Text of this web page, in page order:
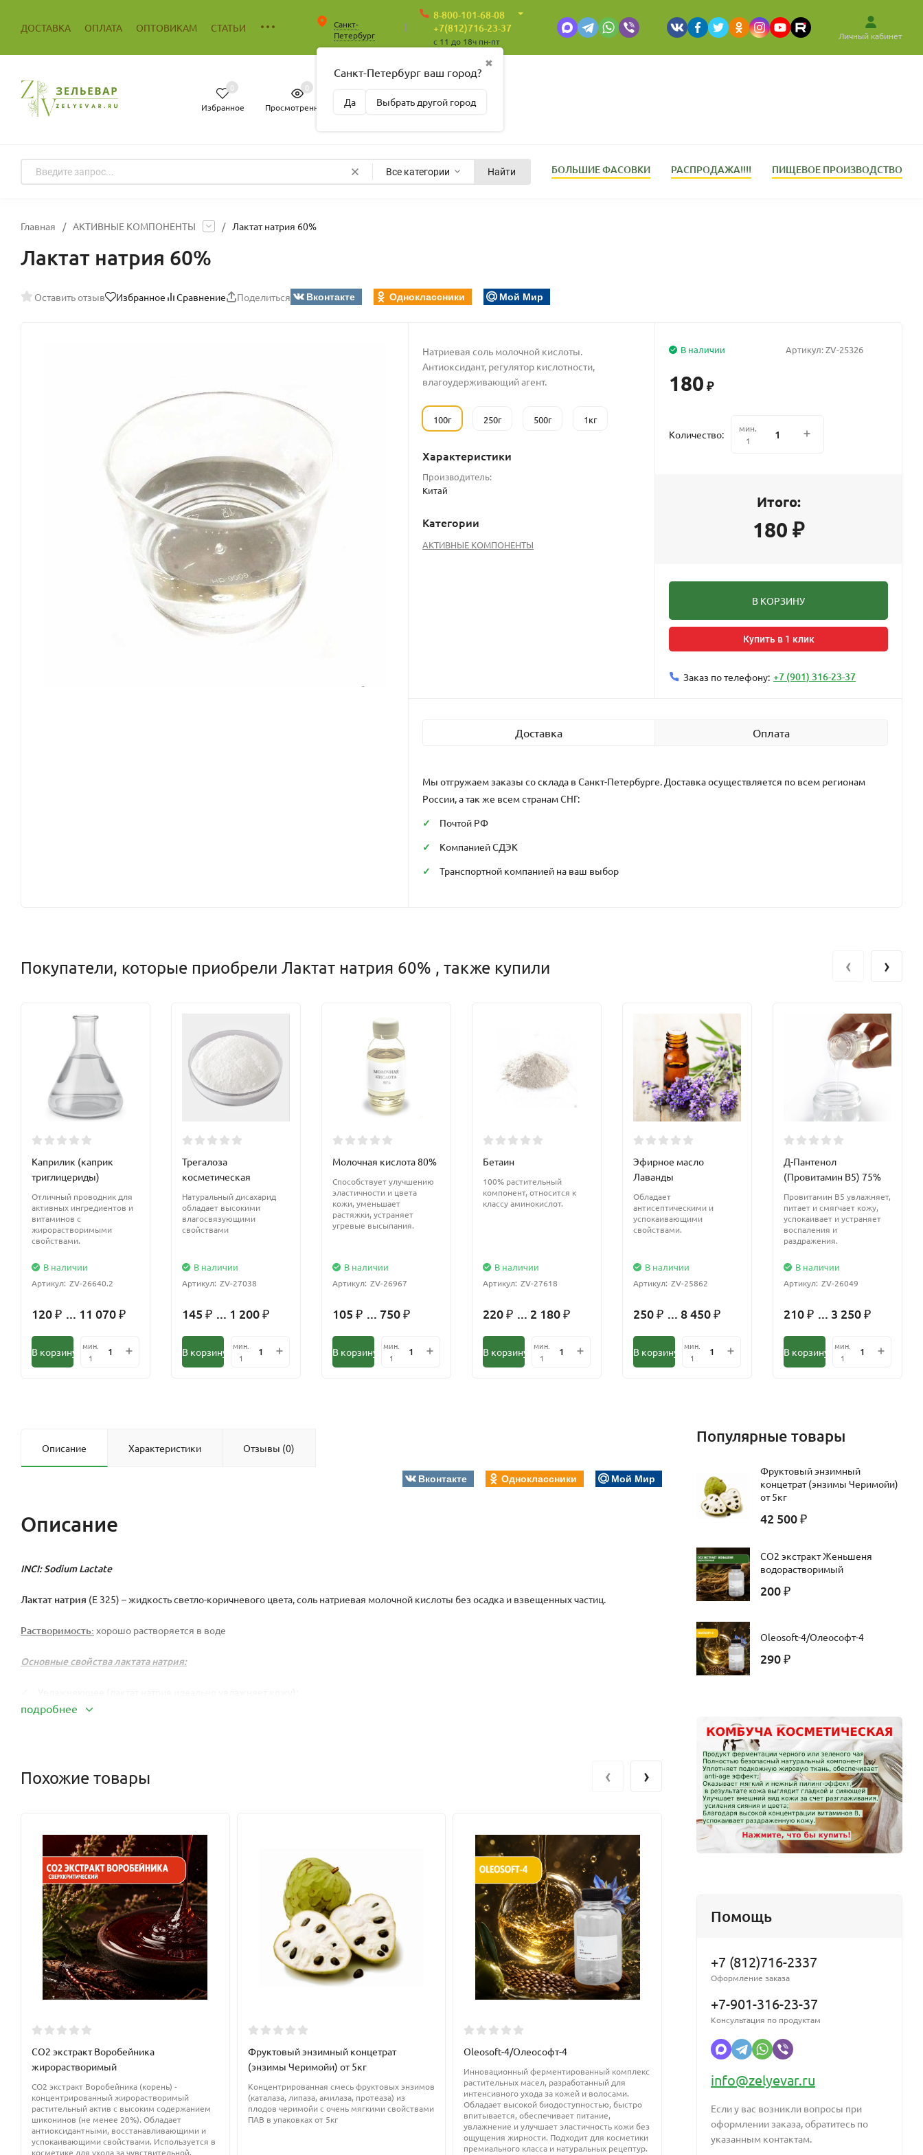
ДОСТАВКА ОПЛАТА ОПТОВИКАМ СТАТЬИ
Санкт-
Петербург
✖
Санкт-Петербург ваш город?
Да Выбрать другой город
8-800-101-68-08
+7(812)716-23-37
c 11 до 18ч пн-пт
Личный кабинет
Избранное
0
Просмотренные
0
Пусто
Все категории Найти БОЛЬШИЕ ФАСОВКИ РАСПРОДАЖА!!!! ПИЩЕВОЕ ПРОИЗВОДСТВО
Главная / АКТИВНЫЕ КОМПОНЕНТЫ / Лактат натрия 60%
Лактат натрия 60%
Оставить отзыв Избранное Сравнение Поделиться Вконтакте Одноклассники Мой Мир
Натриевая соль молочной кислоты.
Антиоксидант, регулятор кислотности,
влагоудерживающий агент.
100г 250г 500г 1кг
Характеристики
Производитель:
Китай
Категории
АКТИВНЫЕ КОМПОНЕНТЫ
Артикул:ZV-25326
В наличии
180 ₽
Количество:
мин.
1
Итого:
180 ₽
В КОРЗИНУ
Купить в 1 клик
Заказ по телефону: +7 (901) 316-23-37
Доставка Оплата
Мы отгружаем заказы со склада в Санкт-Петербурге. Доставка осуществляется по всем регионам
России, а так же всем странам СНГ:
Почтой РФ
Компанией СДЭК
Транспортной компанией на ваш выбор
Покупатели, которые приобрели Лактат натрия 60% , также купили
Каприлик (каприк
триглицериды)
Отличный проводник для
активных ингредиентов и
витаминов с
жирорастворимыми
свойствами.
В наличии
Артикул: ZV-26640.2
120 ₽ ... 11 070 ₽
В корзину
мин.
1
Трегалоза
косметическая
Натуральный дисахарид
обладает высокими
влагосвязующими
свойствами
В наличии
Артикул: ZV-27038
145 ₽ ... 1 200 ₽
В корзину
мин.
1
Молочная кислота 80%
Способствует улучшению
эластичности и цвета
кожи, уменьшает
растяжки, устраняет
угревые высыпания.
В наличии
Артикул: ZV-26967
105 ₽ ... 750 ₽
В корзину
мин.
1
Бетаин
100% растительный
компонент, относится к
классу аминокислот.
В наличии
Артикул: ZV-27618
220 ₽ ... 2 180 ₽
В корзину
мин.
1
Эфирное масло
Лаванды
Обладает
антисептическими и
успокаивающими
свойствами.
В наличии
Артикул: ZV-25862
250 ₽ ... 8 450 ₽
В корзину
мин.
1
Д-Пантенол
(Провитамин В5) 75%
Провитамин В5 увлажняет,
питает и смягчает кожу,
успокаивает и устраняет
воспаления и
раздражения.
В наличии
Артикул: ZV-26049
210 ₽ ... 3 250 ₽
В корзину
мин.
1
‹ ›
Описание Характеристики Отзывы (0)
Вконтакте Одноклассники Мой Мир
Описание
INCI: Sodium Lactate
Лактат натрия (Е 325) – жидкость светло-коричневого цвета, соль натриевая молочной кислоты без осадка и взвещенных частиц.
Растворимость: хорошо растворяется в воде
Основные свойства лактата натрия:
Антибактериальное (препятствует развитию микроорганизмов патогенных на поверхности эпидермиса, образует кислую среду, снимает
Отбеливающее
Лактат натрияснижает липкость кремов, образует на поверхности кожи защитную, воздухопроницаемую пленку.
Подходит для возрастной и сухой кожи
Применение лактата натрия:
В косметологии(при изготовлении косметических средств – крем, лосьон, маски и скрабы, пилинги, шампунь и бальзам для ухода за
волосами, зубные пасты и т.д.)
Мыловарение(лактат натрия в мыловарении используется для производства увлажняющего мыла, которое не сушит кожу. Лактат натрия
твердым и гладким, не крошится, лучше и легче режется);
Пищевое производство (в качестве регулятора кислотности, эмульгирующей соли и влагоудерживающего компонента)
Рекомендованная концентрация:до 5%
Для изготовления мыла – 3%;
подробнее
Похожие товары
СО2 экстракт Воробейника
жирорастворимый
CO2 экстракт Воробейника (корень) -
концентрированный жирорастворимый
растительный актив с высоким содержанием
шиконинов (не менее 20%). Обладает
антиоксидантными, восстанавливающими и
успокаивающими свойствами. Используется в
косметике для ухода за чувствительной,
Фруктовый энзимный концетрат
(энзимы Черимойи) от 5кг
Концентрированная смесь фруктовых энзимов
(каталаза, липаза, амилаза, протеаза) из
плодов черимойи с очень мягкими свойствами
ПАВ в упаковках от 5кг
Oleosoft-4/Олеософт-4
Инновационный ферментированный комплекс
растительных масел, разработанный для
интенсивного ухода за кожей и волосами.
Обладает высокой биодоступностью, быстро
впитывается, обеспечивает питание,
увлажнение и улучшает эластичность кожи без
ощущения жирности. Подходит для косметики
премиального класса и натуральных рецептур.
Триклозан (Triclosan) антибактериальный
Антибактериальный и противогрибковый
на многих представителей
грамположительной и грамотрицательной
флоры, а также на грибковые
микроорганизмы.
‹ ›
Популярные товары
Фруктовый энзимный
концетрат (энзимы Черимойи)
от 5кг
42 500 ₽
CO2 экстракт Женьшеня
водорастворимый
200 ₽
Oleosoft-4/Олеософт-4
290 ₽
Помощь
+7 (812)716-2337
Оформление заказа
+7-901-316-23-37
Консультация по продуктам
info@zelyevar.ru
Если у вас возникли вопросы при
оформлении заказа, обратитесь по
указанным контактам.